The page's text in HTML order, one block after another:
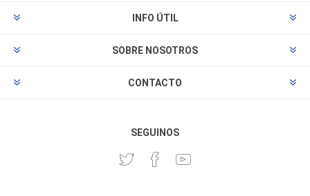
INFO ÚTIL
SOBRE NOSOTROS
CONTACTO
SEGUINOS